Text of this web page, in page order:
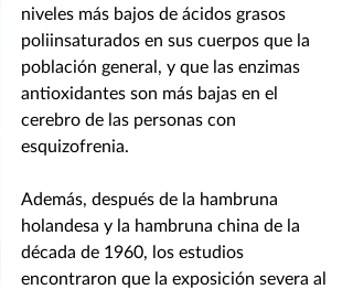
niveles más bajos de ácidos grasos
poliinsaturados en sus cuerpos que la
población general, y que las enzimas
antioxidantes son más bajas en el
cerebro de las personas con
esquizofrenia.
Además, después de la hambruna
holandesa y la hambruna china de la
década de 1960, los estudios
encontraron que la exposición severa al